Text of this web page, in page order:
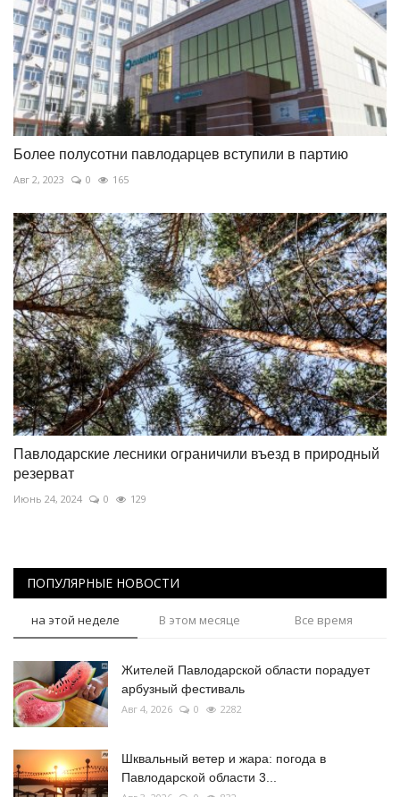
Более полусотни павлодарцев вступили в партию
Авг 2, 2023 0 165
Павлодарские лесники ограничили въезд в природный
резерват
Июнь 24, 2024 0 129
ПОПУЛЯРНЫЕ НОВОСТИ
на этой неделе В этом месяце Все время
Жителей Павлодарской области порадует
арбузный фестиваль
Авг 4, 2026 0 2282
Шквальный ветер и жара: погода в
Павлодарской области 3...